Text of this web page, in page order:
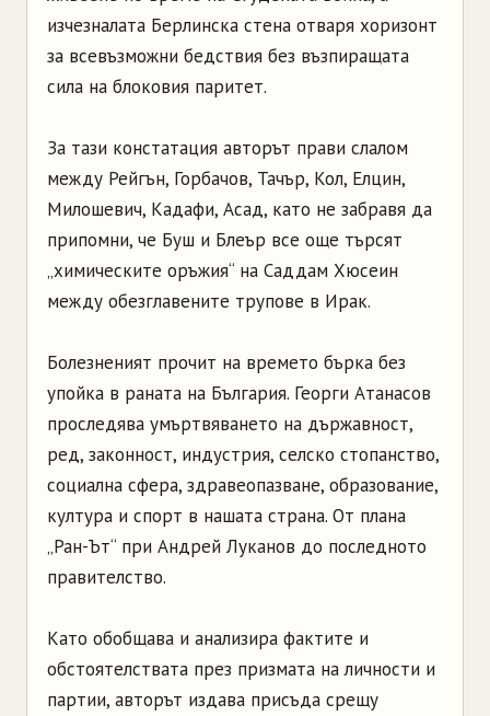
изчезналата Берлинска стена отваря хоризонт
за всевъзможни бедствия без възпиращата
сила на блоковия паритет.
За тази констатация авторът прави слалом
между Рейгън, Горбачов, Тачър, Кол, Елцин,
Милошевич, Кадафи, Асад, като не забравя да
припомни, че Буш и Блеър все още търсят
„химическите оръжия“ на Саддам Хюсеин
между обезглавените трупове в Ирак.
Болезненият прочит на времето бърка без
упойка в раната на България. Георги Атанасов
проследява умъртвяването на държавност,
ред, законност, индустрия, селско стопанство,
социална сфера, здравеопазване, образование,
култура и спорт в нашата страна. От плана
„Ран-Ът“ при Андрей Луканов до последното
правителство.
Като обобщава и анализира фактите и
обстоятелствата през призмата на личности и
партии, авторът издава присъда срещу